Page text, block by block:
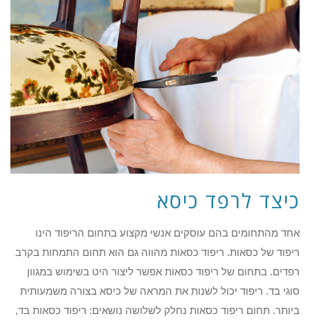
כיצד לרפד כיסא
אחד מהתחומים בהם עוסקים אנשי מקצוע בתחום הריפוד הינו
ריפוד של כסאות. ריפוד כסאות מהווה גם הוא תחום התמחות בקרב
רפדים. בתחום של ריפוד כסאות אפשר ליצור היט בשימוש במגוון
סוגי בד. ריפוד יכול לשנות את המראה של כיסא בצורה משמעותית
ביותר. תחום ריפוד כסאות נחלק לשלושה נושאים: ריפוד כסאות בד,